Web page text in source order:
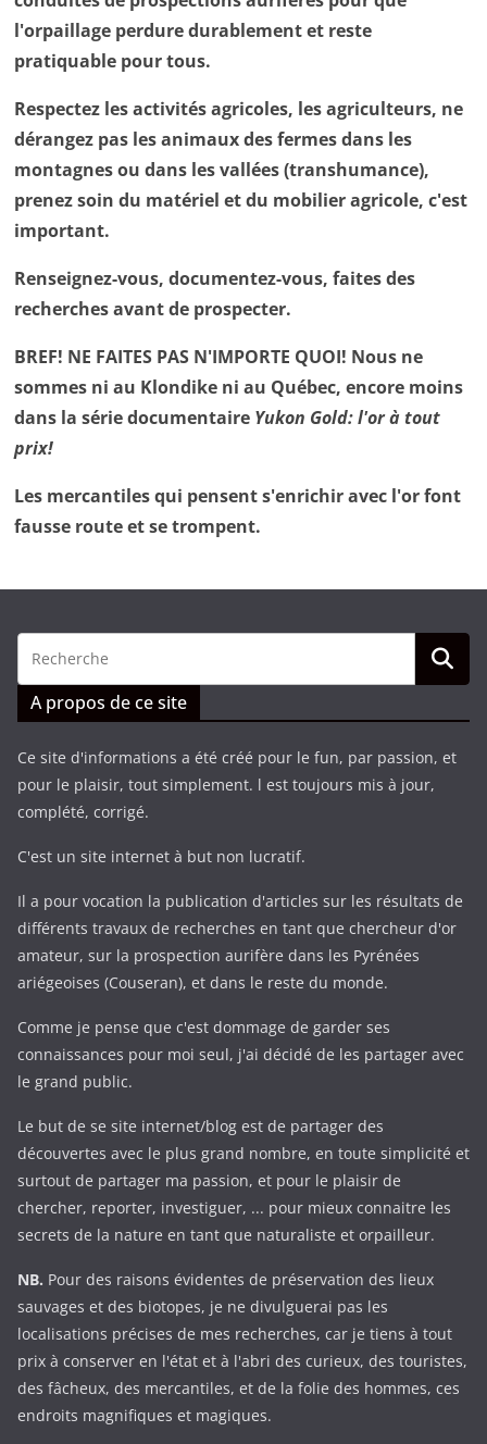
l'orpaillage perdure durablement et reste
pratiquable pour tous.
Respectez les activités agricoles, les agriculteurs, ne
dérangez pas les animaux des fermes dans les
montagnes ou dans les vallées (transhumance),
prenez soin du matériel et du mobilier agricole, c'est
important.
Renseignez-vous, documentez-vous, faites des
recherches avant de prospecter.
BREF! NE FAITES PAS N'IMPORTE QUOI! Nous ne
sommes ni au Klondike ni au Québec, encore moins
dans la série documentaire Yukon Gold: l'or à tout
prix!
Les mercantiles qui pensent s'enrichir avec l'or font
fausse route et se trompent.
A propos de ce site
Ce site d'informations a été créé pour le fun, par passion, et
pour le plaisir, tout simplement. l est toujours mis à jour,
complété, corrigé.
C'est un site internet à but non lucratif.
Il a pour vocation la publication d'articles sur les résultats de
différents travaux de recherches en tant que chercheur d'or
amateur, sur la prospection aurifère dans les Pyrénées
ariégeoises (Couseran), et dans le reste du monde.
Comme je pense que c'est dommage de garder ses
connaissances pour moi seul, j'ai décidé de les partager avec
le grand public.
Le but de se site internet/blog est de partager des
découvertes avec le plus grand nombre, en toute simplicité et
surtout de partager ma passion, et pour le plaisir de
chercher, reporter, investiguer, ... pour mieux connaitre les
secrets de la nature en tant que naturaliste et orpailleur.
NB. Pour des raisons évidentes de préservation des lieux
sauvages et des biotopes, je ne divulguerai pas les
localisations précises de mes recherches, car je tiens à tout
prix à conserver en l'état et à l'abri des curieux, des touristes,
des fâcheux, des mercantiles, et de la folie des hommes, ces
endroits magnifiques et magiques.